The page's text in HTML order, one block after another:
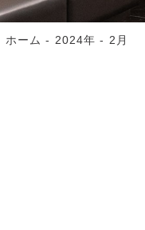
ホーム - 2024年 - 2月